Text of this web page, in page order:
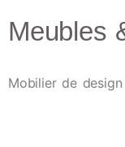
Meubles
Mobilier de